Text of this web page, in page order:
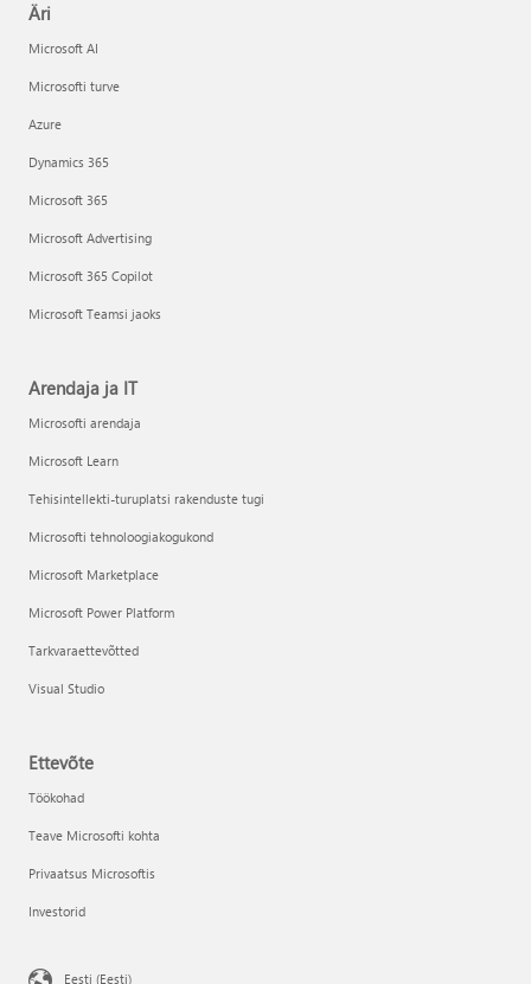
Äri
Microsoft AI
Microsofti turve
Azure
Dynamics 365
Microsoft 365
Microsoft Advertising
Microsoft 365 Copilot
Microsoft Teamsi jaoks
Arendaja ja IT
Microsofti arendaja
Microsoft Learn
Tehisintellekti-turuplatsi rakenduste tugi
Microsofti tehnoloogiakogukond
Microsoft Marketplace
Microsoft Power Platform
Tarkvaraettevõtted
Visual Studio
Ettevõte
Töökohad
Teave Microsofti kohta
Privaatsus Microsoftis
Investorid
Eesti (Eesti)